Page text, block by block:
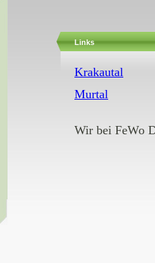
Links
Krakautal
Murtal
Wir bei FeWo